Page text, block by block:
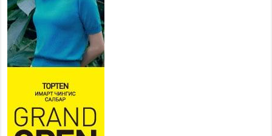
Онцгой байдлын газраас анхааруулж байна
2026 оны 7 сар 20 / 9 цаг 09 минут
311 алба хаагч, 119 техник хэрэгсэлтэй ажиллаж
үер усны аюул, болзошгүй эрсдэлээс сэргийлж
байна
Аяллаа зөв төлөвлөхийг иргэдэд зөвлөж байна
2026 оны 7 сар 16 / 11 цаг 50 минут
Үер усны болзошгүй аюулаас сэргийлж,